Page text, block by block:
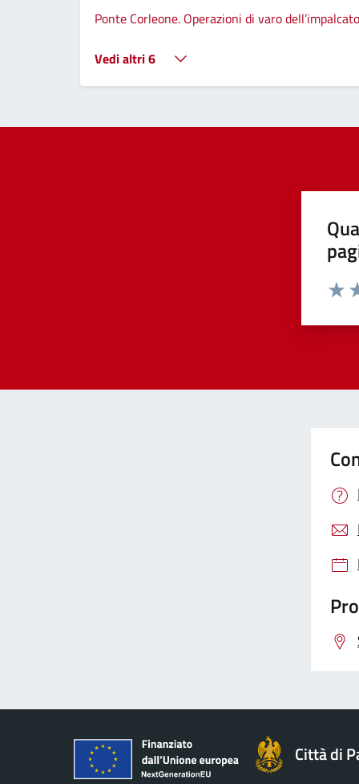
Ponte Corleone. Operazioni di varo
Vedi altri 6
Città di